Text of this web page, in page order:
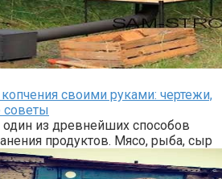
своими руками: чертежи,
советы
из древнейших способов
продуктов. Мясо, рыба, сыр